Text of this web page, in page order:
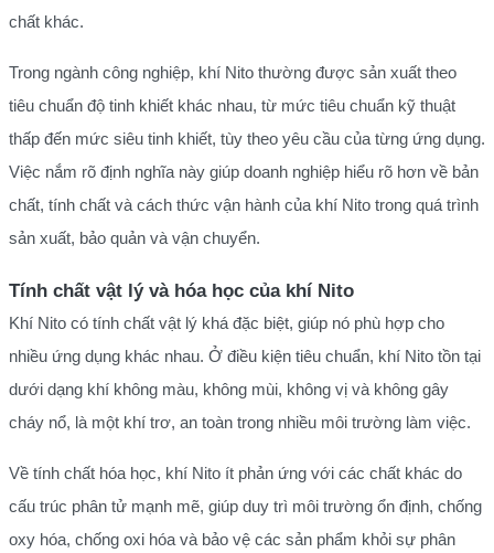
chất khác.
Trong ngành công nghiệp, khí Nito thường được sản xuất theo
tiêu chuẩn độ tinh khiết khác nhau, từ mức tiêu chuẩn kỹ thuật
thấp đến mức siêu tinh khiết, tùy theo yêu cầu của từng ứng dụng.
Việc nắm rõ định nghĩa này giúp doanh nghiệp hiểu rõ hơn về bản
chất, tính chất và cách thức vận hành của khí Nito trong quá trình
sản xuất, bảo quản và vận chuyển.
Tính chất vật lý và hóa học của khí Nito
Khí Nito có tính chất vật lý khá đặc biệt, giúp nó phù hợp cho
nhiều ứng dụng khác nhau. Ở điều kiện tiêu chuẩn, khí Nito tồn tại
dưới dạng khí không màu, không mùi, không vị và không gây
cháy nổ, là một khí trơ, an toàn trong nhiều môi trường làm việc.
Về tính chất hóa học, khí Nito ít phản ứng với các chất khác do
cấu trúc phân tử mạnh mẽ, giúp duy trì môi trường ổn định, chống
oxy hóa, chống oxi hóa và bảo vệ các sản phẩm khỏi sự phân